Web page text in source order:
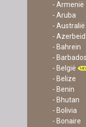
- Armenië
- Aruba
- Australië
-
- Bahrein
- Barbados
- België
- Belize
- Benin
- Bhutan
- Bolivia
- Bonaire